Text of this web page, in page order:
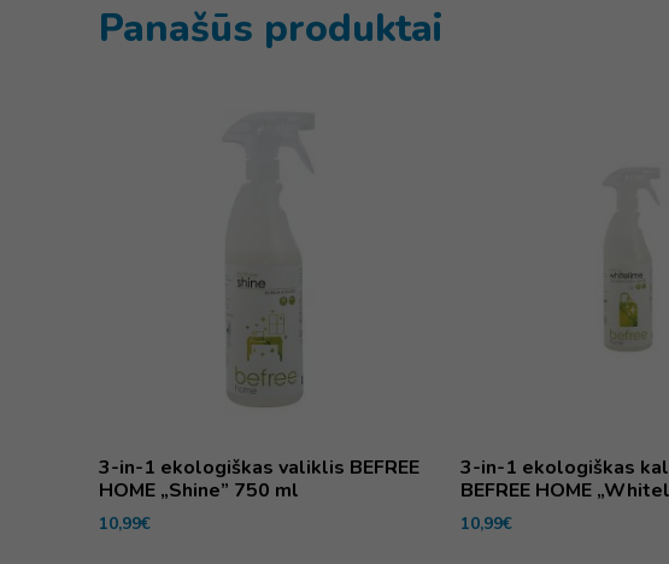
Panašūs produktai
3-in-1 ekologiškas valiklis BEFREE
HOME „Shine” 750 ml
10,99€
3-in-1 ekologiškas
BEFREE HOME
10,99€